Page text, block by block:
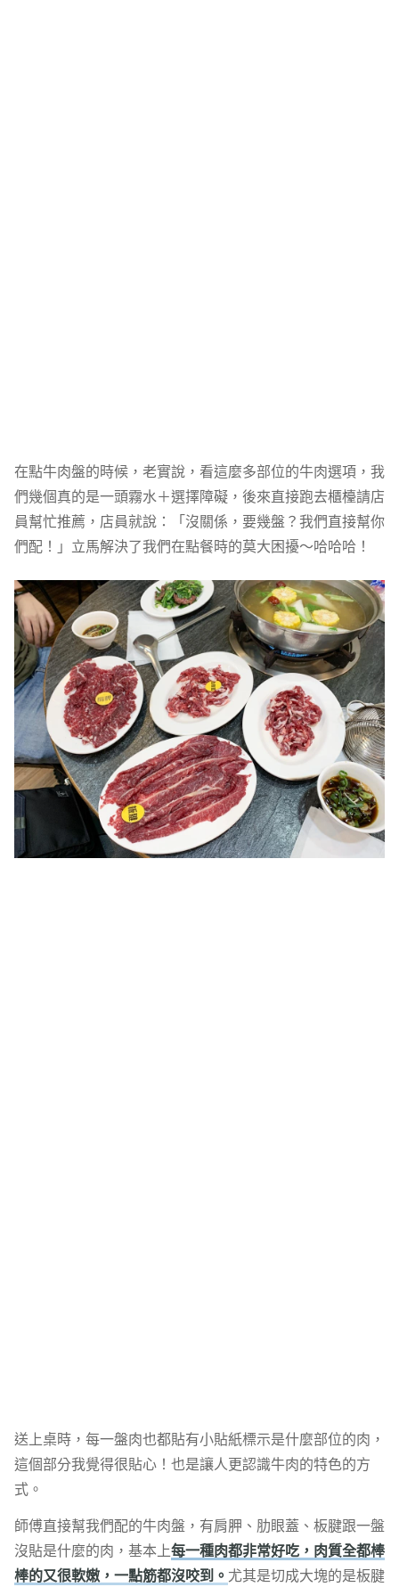
在點牛肉盤的時候，老實說，看這麼多部位的牛肉選項，我
們幾個真的是一頭霧水＋選擇障礙，後來直接跑去櫃檯請店
員幫忙推薦，店員就說：「沒關係，要幾盤？我們直接幫你
們配！」立馬解決了我們在點餐時的莫大困擾～哈哈哈！
送上桌時，每一盤肉也都貼有小貼紙標示是什麼部位的肉，
這個部分我覺得很貼心！也是讓人更認識牛肉的特色的方
式。
師傅直接幫我們配的牛肉盤，有肩胛、肋眼蓋、板腱跟一盤
沒貼是什麼的肉，基本上每一種肉都非常好吃，肉質全都棒
棒的又很軟嫩，一點筋都沒咬到。 尤其是切成大塊的是板腱